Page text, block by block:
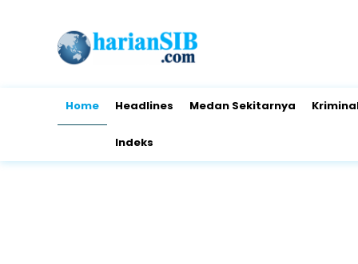
Home Headlines Medan Sekitarnya
Indeks